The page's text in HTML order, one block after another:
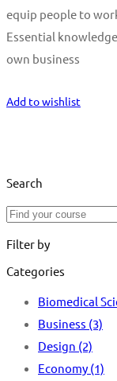
equip people to
Essential
own business
Add to wishlist
Search
Search
Filter by
Categories
Biomedical
Business (3)
Design (2)
Economy (1)